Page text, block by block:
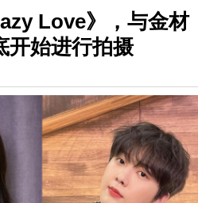
Love》，与金材
开始进行拍摄